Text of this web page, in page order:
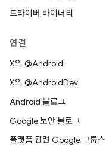
드라이버 바이너리
연결
X의 @Android
X의 @AndroidDev
Android 블로그
Google 보안 블로그
플랫폼 관련 Google 그룹스